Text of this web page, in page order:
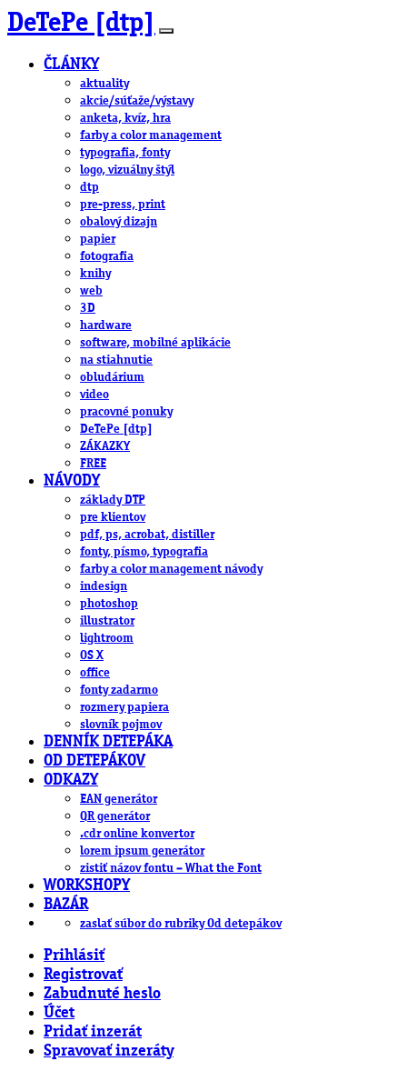
DeTePe [dtp]
ČLÁNKY
aktuality
akcie/súťaže/výstavy
anketa, kvíz, hra
farby a color management
typografia, fonty
logo, vizuálny štýl
dtp
pre-press, print
obalový dizajn
papier
fotografia
knihy
web
3D
hardware
software, mobilné aplikácie
na stiahnutie
obludárium
video
pracovné ponuky
DeTePe [dtp]
ZÁKAZKY
FREE
NÁVODY
základy DTP
pre klientov
pdf, ps, acrobat, distiller
fonty, písmo, typografia
farby a color management návody
indesign
photoshop
illustrator
lightroom
OS X
office
fonty zadarmo
rozmery papiera
slovník pojmov
DENNÍK DETEPÁKA
OD DETEPÁKOV
ODKAZY
EAN generátor
QR generátor
.cdr online konvertor
lorem ipsum generátor
zistiť názov fontu – What the Font
WORKSHOPY
BAZÁR
zaslať súbor do rubriky Od detepákov
Prihlásiť
Registrovať
Zabudnuté heslo
Účet
Pridať inzerát
Spravovať inzeráty